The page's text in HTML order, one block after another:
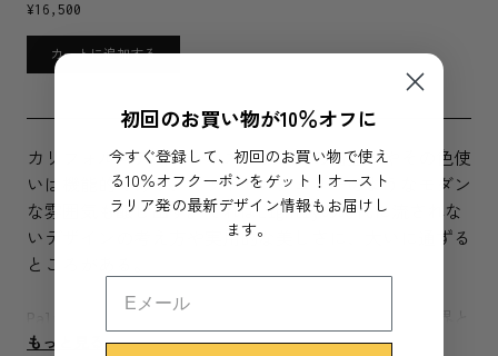
¥16,500
カートに追加する
カリフォルニア州パームスプリングの街並みやその色使
いは機能的であり、ミッドセンチュリーのようなモダン
な雰囲気も醸し出す。それはLightlyの時代に流されな
いデザインの考え方や実用的な美しさに、大いに通ずる
ところがある。
人工的な世界の間を自由に旅しているかのようである。
もっと見る
初回のお買い物が10％オフに
今すぐ登録して、初回のお買い物で使え
る10％オフクーポンをゲット！オースト
ラリア発の最新デザイン情報もお届けし
ます。